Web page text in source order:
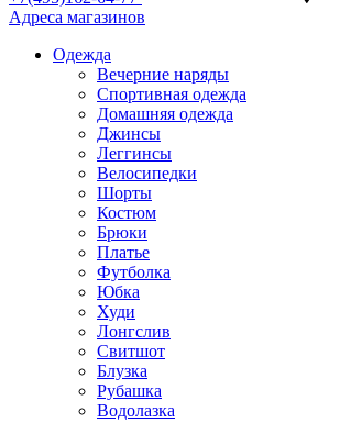
Адреса магазинов
Одежда
Вечерние наряды
Спортивная одежда
Домашняя одежда
Джинсы
Леггинсы
Велосипедки
Шорты
Костюм
Брюки
Платье
Футболка
Юбка
Худи
Лонгслив
Свитшот
Блузка
Рубашка
Водолазка